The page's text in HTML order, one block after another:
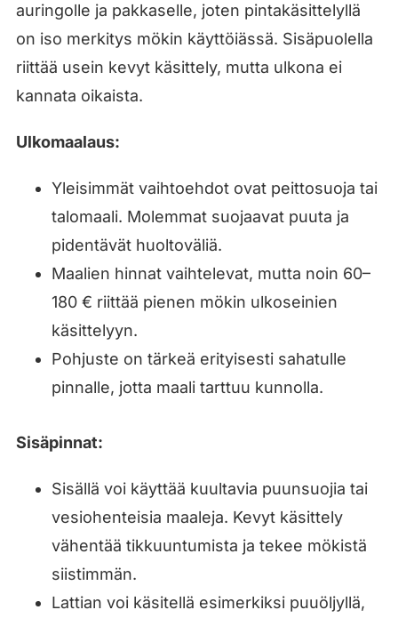
auringolle ja pakkaselle, joten pintakäsittelyllä
on iso merkitys mökin käyttöiässä. Sisäpuolella
riittää usein kevyt käsittely, mutta ulkona ei
kannata oikaista.
Ulkomaalaus:
Yleisimmät vaihtoehdot ovat peittosuoja tai
talomaali. Molemmat suojaavat puuta ja
pidentävät huoltoväliä.
Maalien hinnat vaihtelevat, mutta noin 60–
180 € riittää pienen mökin ulkoseinien
käsittelyyn.
Pohjuste on tärkeä erityisesti sahatulle
pinnalle, jotta maali tarttuu kunnolla.
Sisäpinnat:
Sisällä voi käyttää kuultavia puunsuojia tai
vesiohenteisia maaleja. Kevyt käsittely
vähentää tikkuuntumista ja tekee mökistä
siistimmän.
Lattian voi käsitellä esimerkiksi puuöljyllä,